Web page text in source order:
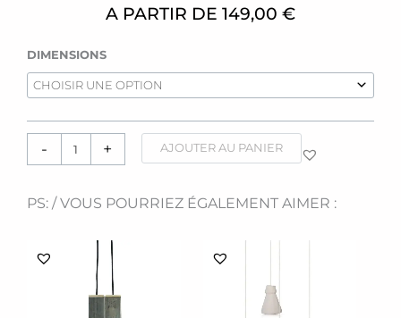
A PARTIR DE 149,00 €
DIMENSIONS
-
quantité
de
Lampes
+ AJOUTER AU PANIER
PS: / VOUS POURRIEZ ÉGALEMENT AIMER :